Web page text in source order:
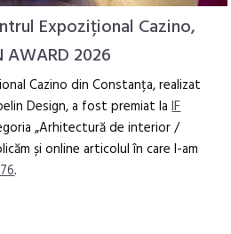
Expozițional Cazino,
AWARD 2026
Cazino din Constanța, realizat
Design, a fost premiat laIF
„Arhitectură de interior /
și online articolul în care l-am
.